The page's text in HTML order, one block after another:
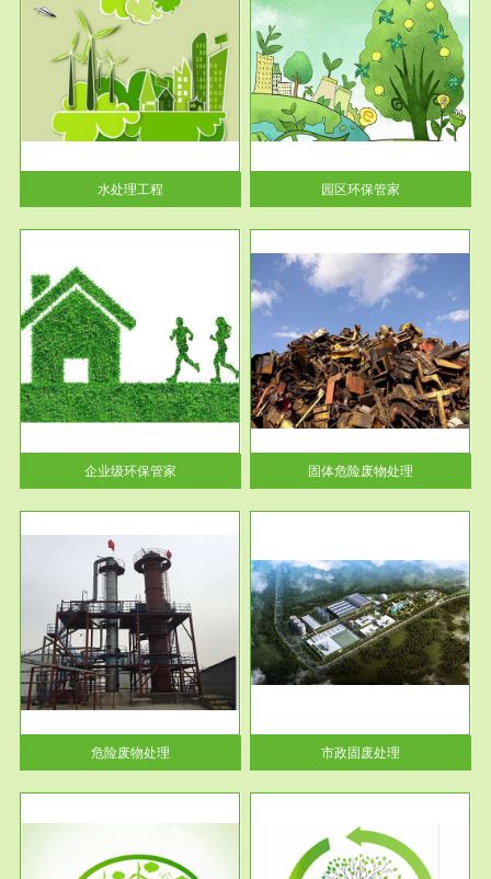
水处理工程
服务范围
园区环保管家
2016 年 4 月，环保部下发《关
于积极发挥环境保护作用促进供
给侧结...
园区环保管家
企业级环保管家
服务范围
固体危险废物处理
固体废物解释：固体废物是指人
们在生产建设、日常生活和其他
活动中...
固体危险废物处理
危险废物处理
服务范围
市政固废处理
蔚蓝生态环境科技所从事的市政
废物处理业务包括市政废物的处
理处...
市政固废处理
服务范围